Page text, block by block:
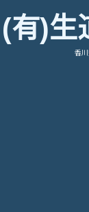
(有)生
香